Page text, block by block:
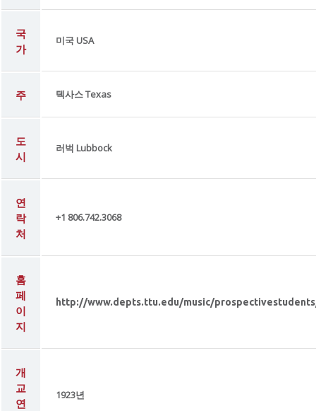
국
가
미국 USA
주 텍사스 Texas
도
시
러벅 Lubbock
연
락
처
+1 806.742.3068
홈
페
이
지
http://www.depts.ttu.edu/music/
개
교
연
1923년